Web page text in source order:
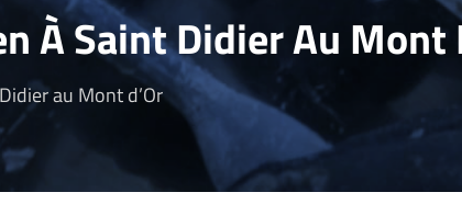
À Saint Didier Au Mont
au Mont d’Or